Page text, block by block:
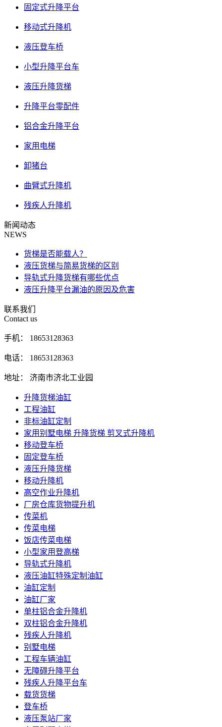
固定式升降平台
移动式升降机
液压登车桥
小型升降平台车
液压升降货梯
升降平台零配件
铝合金升降平台
家用电梯
卸猪台
曲臂式升降机
残疾人升降机
新闻动态
NEWS
货梯是否能载人？
液压货梯与简易货梯的区别
导轨式升降货梯有哪些优点
液压升降平台漏油的原因及危害
联系我们
Contact us
手机： 18653128363
电话： 18653128363
地址： 济南市济北工业园
升降货梯油缸
工程油缸
非标油缸定制
家用别墅电梯 升降货梯 剪叉式升降机
移动登车桥
固定登车桥
液压升降货梯
移动升降机
高空作业升降机
厂房仓库货物提升机
传菜机
传菜电梯
饭店传菜电梯
小型家用登高梯
导轨式升降机
液压油缸特殊定制油缸
油缸定制
油缸厂家
单柱铝合金升降机
双柱铝合金升降机
残疾人升降机
别墅电梯
工程车辆油缸
无障碍升降平台
残疾人升降平台车
载货货梯
登车桥
液压泵站厂家